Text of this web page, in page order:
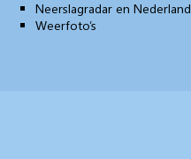
Neerslagradar en Nederland
Weerfoto’s